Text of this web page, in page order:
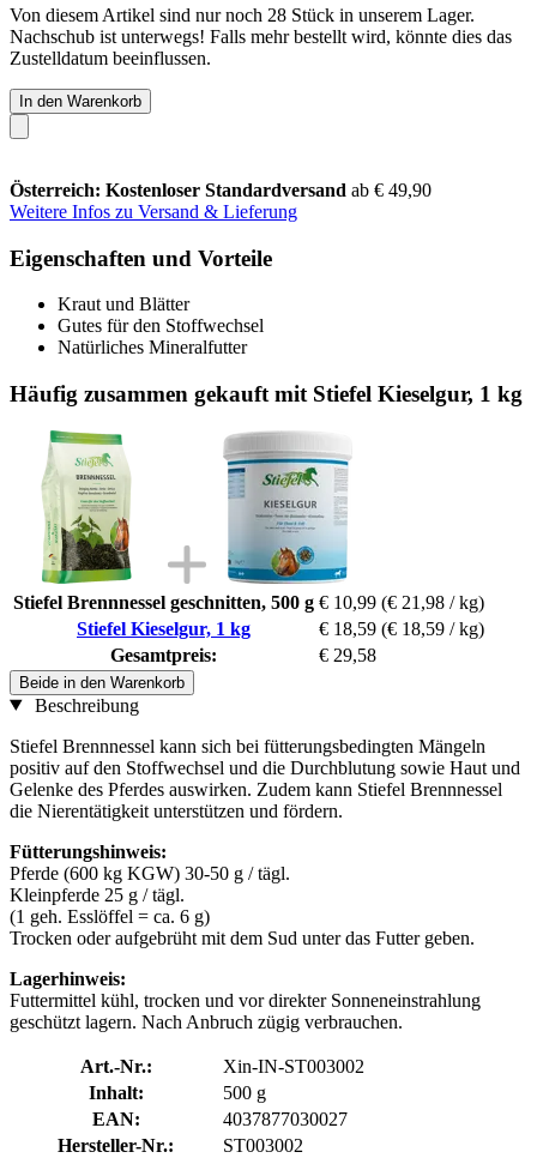
Von diesem Artikel sind nur noch 28 Stück in unserem Lager.
Nachschub ist unterwegs! Falls mehr bestellt wird, könnte dies das
Zustelldatum beeinflussen.
In den Warenkorb
Österreich: Kostenloser Standardversand ab € 49,90
Weitere Infos zu Versand & Lieferung
Eigenschaften und Vorteile
Kraut und Blätter
Gutes für den Stoffwechsel
Natürliches Mineralfutter
Häufig zusammen gekauft mit Stiefel Kieselgur, 1 kg
Stiefel Brennnessel geschnitten, 500 g € 10,99 (€ 21,98 / kg)
Stiefel Kieselgur, 1 kg
€ 18,59 (€ 18,59 / kg)
Gesamtpreis:
€ 29,58
Beide in den Warenkorb
Beschreibung
Stiefel Brennnessel kann sich bei fütterungsbedingten Mängeln
positiv auf den Stoffwechsel und die Durchblutung sowie Haut und
Gelenke des Pferdes auswirken. Zudem kann Stiefel Brennnessel
die Nierentätigkeit unterstützen und fördern.
Fütterungshinweis:
Pferde (600 kg KGW) 30-50 g / tägl.
Kleinpferde 25 g / tägl.
(1 geh. Esslöffel = ca. 6 g)
Trocken oder aufgebrüht mit dem Sud unter das Futter geben.
Lagerhinweis:
Futtermittel kühl, trocken und vor direkter Sonneneinstrahlung
geschützt lagern. Nach Anbruch zügig verbrauchen.
Art.-Nr.:
Xin-IN-ST003002
Inhalt:
500 g
EAN:
4037877030027
Hersteller-Nr.:
ST003002